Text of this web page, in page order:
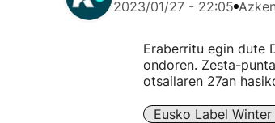
2023/01/27 - 22:05
Eraberritu egin dute
ondoren. Zesta-
otsailaren 27an
Eusko Label Winter